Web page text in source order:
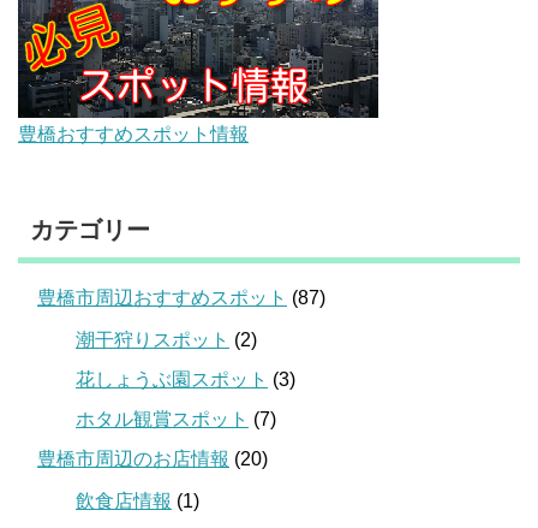
豊橋おすすめスポット情報
カテゴリー
豊橋市周辺おすすめスポット (87)
潮干狩りスポット (2)
花しょうぶ園スポット (3)
ホタル観賞スポット (7)
豊橋市周辺のお店情報 (20)
飲食店情報 (1)